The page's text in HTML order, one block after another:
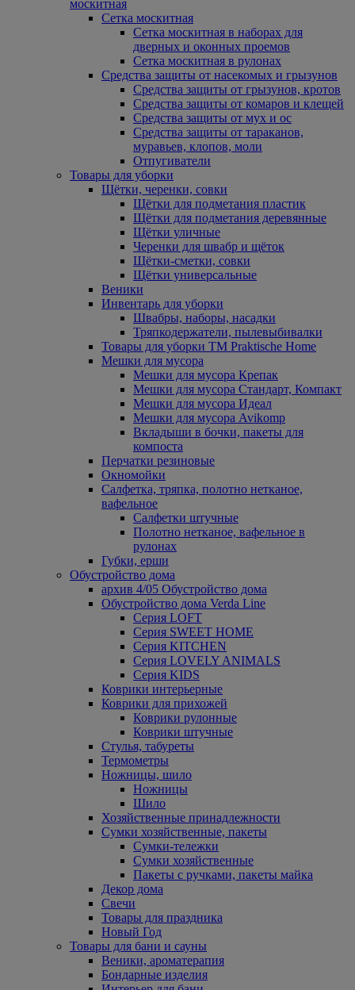
москитная
Сетка москитная
Сетка москитная в наборах для
дверных и оконных проемов
Сетка москитная в рулонах
Средства защиты от насекомых и грызунов
Средства защиты от грызунов, кротов
Средства защиты от комаров и клещей
Средства защиты от мух и ос
Средства защиты от тараканов,
муравьев, клопов, моли
Отпугиватели
Товары для уборки
Щётки, черенки, совки
Щётки для подметания пластик
Щётки для подметания деревянные
Щётки уличные
Черенки для швабр и щёток
Щётки-сметки, совки
Щётки универсальные
Веники
Инвентарь для уборки
Швабры, наборы, насадки
Тряпкодержатели, пылевыбивалки
Товары для уборки ТМ Praktische Home
Мешки для мусора
Мешки для мусора Крепак
Мешки для мусора Стандарт, Компакт
Мешки для мусора Идеал
Мешки для мусора Avikomp
Вкладыши в бочки, пакеты для
компоста
Перчатки резиновые
Окномойки
Салфетка, тряпка, полотно нетканое,
вафельное
Салфетки штучные
Полотно нетканое, вафельное в
рулонах
Губки, ерши
Обустройство дома
архив 4/05 Обустройство дома
Обустройство дома Verda Line
Серия LOFT
Серия SWEET HOME
Серия KITCHEN
Серия LOVELY ANIMALS
Серия KIDS
Коврики интерьерные
Коврики для прихожей
Коврики рулонные
Коврики штучные
Стулья, табуреты
Термометры
Ножницы, шило
Ножницы
Шило
Хозяйственные принадлежности
Сумки хозяйственные, пакеты
Сумки-тележки
Сумки хозяйственные
Пакеты с ручками, пакеты майка
Декор дома
Свечи
Товары для праздника
Новый Год
Товары для бани и сауны
Веники, ароматерапия
Бондарные изделия